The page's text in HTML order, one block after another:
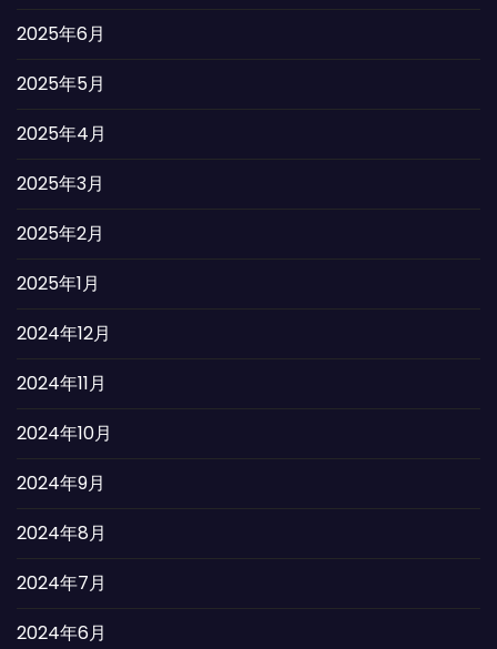
2025年6月
2025年5月
2025年4月
2025年3月
2025年2月
2025年1月
2024年12月
2024年11月
2024年10月
2024年9月
2024年8月
2024年7月
2024年6月